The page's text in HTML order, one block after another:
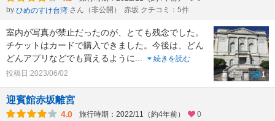
by ひめのすけ台湾 さん（非公開） 赤坂 クチコミ：5件
室内が写真が禁止だったのが、とても残念でした。
チケットはカードで購入できました。今後は、どん
どんアプリなどでも買えるように
続きを読む
投稿日:2023/06/02
1
迎賓館赤坂離宮
4.0 旅行時期：2022/11（約4年前）
0